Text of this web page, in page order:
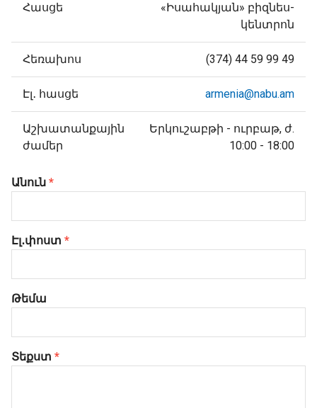
Հասցե
«Իսահակյան» բիզնես-
կենտրոն
Հեռախոս (374) 44 59 99 49
Էլ․ հասցե armenia@nabu.am
Աշխատանքային
ժամեր
Երկուշաբթի - ուրբաթ, ժ.
10:00 - 18:00
Անուն *
Էլ․փոստ *
Թեմա
Տեքստ *